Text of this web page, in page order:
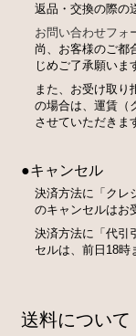
返品・交換の際の
お問い合わせフォ
尚、お客様のご都
じめご了承願いま
また、お受け取り
の場合は、運賃（
させていただきま
●キャンセル
決済方法に「クレ
のキャンセルはお
決済方法に「代引
セルは、前日18時
送料について